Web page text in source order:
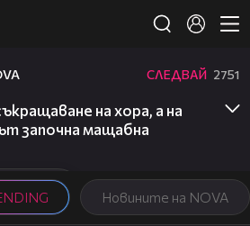
Новините на NOVA
СЛЕДВАЙ 2751
на хора, а на
започна мащабна